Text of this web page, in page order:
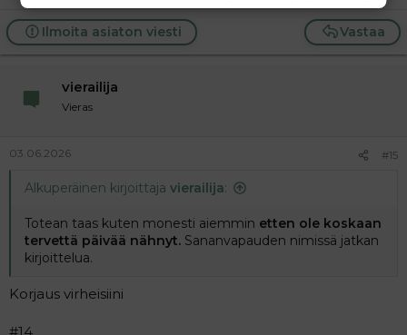
Vastaa
Ilmoita asiaton viesti
vierailija
Vieras
03.06.2026 #15
Alkuperäinen kirjoittaja vierailija:
Totean taas kuten monesti aiemmin etten ole koskaan
tervettä päivää nähnyt. Sananvapauden nimissä jatkan
kirjoittelua.
Korjaus virheisiini